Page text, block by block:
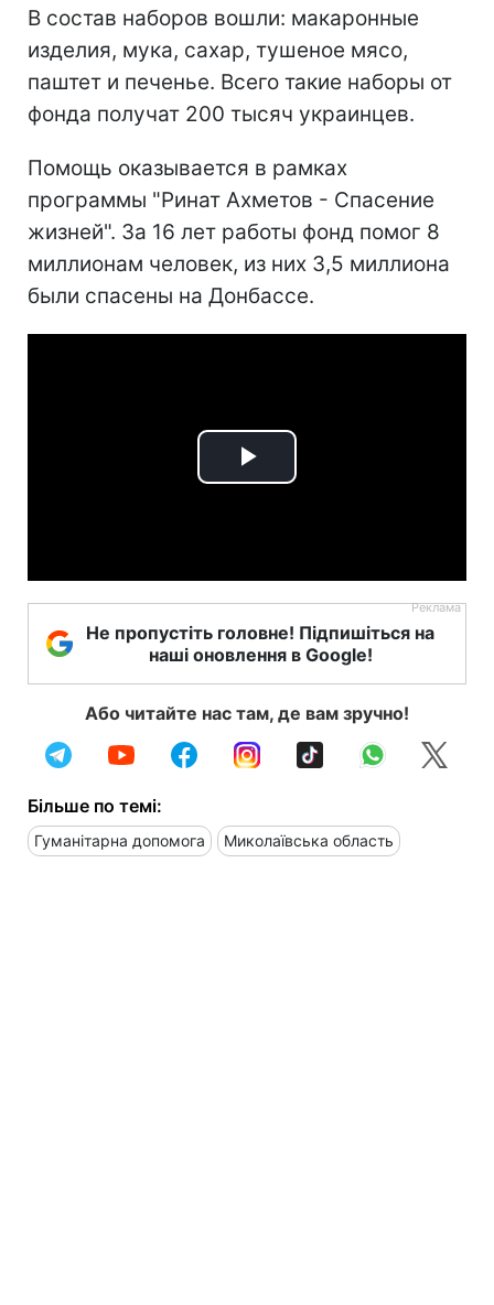
В состав наборов вошли: макаронные
изделия, мука, сахар, тушеное мясо,
паштет и печенье. Всего такие наборы от
фонда получат 200 тысяч украинцев.
Помощь оказывается в рамках
программы "Ринат Ахметов - Спасение
жизней". За 16 лет работы фонд помог 8
миллионам человек, из них 3,5 миллиона
были спасены на Донбассе.
Play
Не пропустіть головне! Підпишіться на
наші оновлення в Google!
Або читайте нас там, де вам зручно!
Більше по темі:
Гуманітарна допомога Миколаївська область